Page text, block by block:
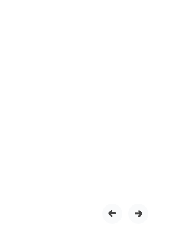
prev next